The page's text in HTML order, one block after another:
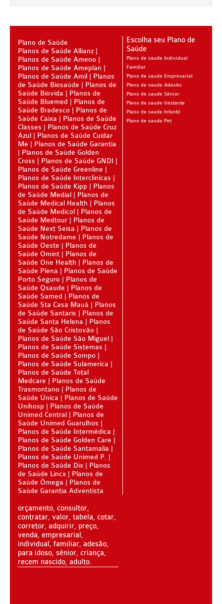
CUIDAR ME PLANO DE SAÚDE INFANTIL
GARANTIA GS PLANO DE SAÚDE INFANTIL
GNDI PLANO DE SAÚDE INFANTIL
KIPP PLANO DE SAÚDE INFANTIL
MEDICAL HEALTH PLANO DE SAÚDE INFANTIL
MED TOUR PLANO DE SAÚDE INFANTIL
PLENA PLANO DE SAÚDE INFANTIL
QSAUDE PLANO DE SAÚDE INFANTIL
SANTA HELENA PLANO DE SAÚDE INFANTIL
SÃO CRISTOVÃO PLANO DE SAÚDE INFANTIL
SÃO MIGUEL PLANO DE SAÚDE INFANTIL
STA CASA MAUÁ PLANO DE SAÚDE INFANTIL
TOTAL MEDCARE PLANO DE SAÚDE INFANTIL
TRASMONTANO PLANO DE SAÚDE INFANTIL
ÚNICA PLANO DE SAÚDE INFANTIL
UNIHOSP PLANO DE SAÚDE INFANTIL
PLANO DE SAÚDE SÊNIOR
AMEPLAN PLANO DE SAÚDE SÊNIOR
BIO SAÚDE PLANO DE SAÚDE SÊNIOR
BIOVIDA PLANO DE SAÚDE SÊNIOR
BLUE MED PLANO DE SAÚDE SÊNIOR
CUIDAR ME PLANO DE SAÚDE SÊNIOR
GNDI PLANO DE SAÚDE SÊNIOR
GARANTIA GS PLANO DE SAÚDE SÊNIOR
GREENLINE PLANO DE SAÚDE SÊNIOR
KIPP PLANO DE SAÚDE SÊNIOR
MEDSENIORPLANO DE SAÚDE SÊNIOR
QSAÚDE PLANO DE SAÚDE SÊNIOR
SANTA HELENA PLANO DE SAÚDE SÊNIOR
Plano de Saúde
Planos de Saúde Allianz
Planos de Saúde Ameno
Planos de Saúde Ameplan
Planos de Saúde Amil
Planos
de Saúde Biosaúde
Planos de
Saúde Biovida
Planos de
Saúde Bluemed
Planos de
Saúde Bradesco
Planos de
Saúde Caixa
Planos de Saúde
Classes
Planos de Saúde Cruz
Azul
Planos de Saúde Cuidar
Me
Planos de Saúde Garantia
Planos de Saúde Golden
Cross
Planos de Saúde GNDI
Planos de Saúde Greenline
Planos de Saúde Interclinicas
Planos de Saúde Kipp
Planos
de Saúde Medial
Planos de
Saúde Medical Health
Planos
de Saúde Medicol
Planos de
Saúde Medtour
Planos de
Saúde Next Seisa
Planos de
Saúde Notredame
Planos de
Saúde Oeste
Planos de
Saúde Omint
Planos de
Saúde One Health
Planos de
Saúde Plena
Planos de Saúde
Porto Seguro
Planos de
Saúde Qsaude
Planos de
Saúde Samed
Planos de
Saúde Sta Casa Mauá
Planos
de Saúde Santaris
Planos de
Saúde Santa Helena
Planos
de Saúde São Cristovão
Planos de Saúde São Miguel
Planos de Saúde Sistemas
Planos de Saúde Sompo
Planos de Saúde Sulamerica
Planos de Saúde Total
Medcare
Planos de Saúde
Trasmontano
Planos de
Saúde Única
Planos de Saúde
Unihosp
Planos de Saúde
Unimed Central
Planos de
Saúde Unimed Guarulhos
Planos de Saúde Intermédica
Planos de Saúde Golden Care
Planos de Saúde Santamalia
Planos de Saúde Unimed P.
Planos de Saúde Dix
Planos
de Saúde Lincx
Planos de
Saúde Ômega
Planos de
Saúde Garantia Adventista
Escolha seu Plano de
Saúde
Plano de saude Individual
Familiar
Plano de saude Empresarial
Plano de saude Adesão
Plano de saude Sênior
Plano de saude Gestante
Plano de saude Infantil
Plano de saude Pet
orçamento, consultor,
contratar, valor, tabela, cotar,
corretor, adquirir, preço,
venda, empresarial,
individual, familiar, adesão,
para idoso, sênior, criança,
recem nascido, adulto.